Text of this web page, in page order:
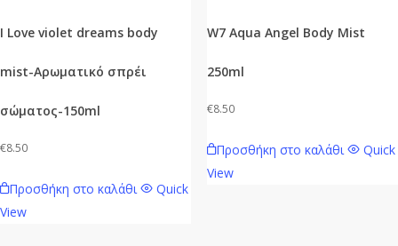
I Love violet dreams body
mist-Aρωματικό σπρέι
σώματος-150ml
€8.50
Προσθήκη στο καλάθι
Quick
View
W7 Aqua Angel Body Mist
250ml
€8.50
Προσθήκη στο καλάθι
Quick
View